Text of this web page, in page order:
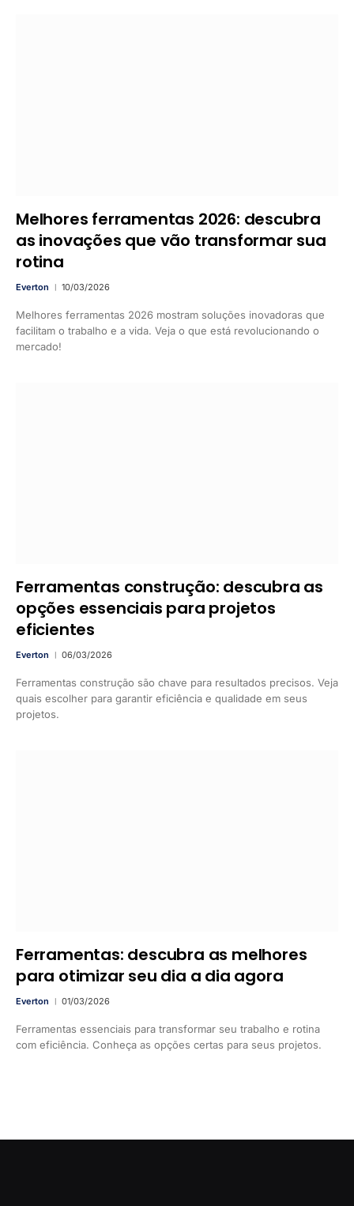
Melhores ferramentas 2026: descubra
as inovações que vão transformar sua
rotina
Everton 10/03/2026
Melhores ferramentas 2026 mostram soluções inovadoras que
facilitam o trabalho e a vida. Veja o que está revolucionando o
mercado!
Ferramentas construção: descubra as
opções essenciais para projetos
eficientes
Everton 06/03/2026
Ferramentas construção são chave para resultados precisos. Veja
quais escolher para garantir eficiência e qualidade em seus
projetos.
Ferramentas: descubra as melhores
para otimizar seu dia a dia agora
Everton 01/03/2026
Ferramentas essenciais para transformar seu trabalho e rotina
com eficiência. Conheça as opções certas para seus projetos.